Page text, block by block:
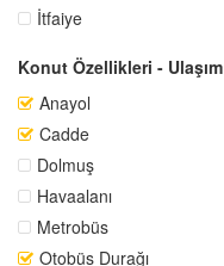
İtfaiye
Konut Özellikleri - Ulaşım
Anayol
Cadde
Dolmuş
Havaalanı
Metrobüs
Otobüs Durağı